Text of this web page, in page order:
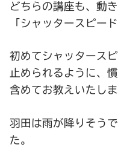
どちらの講座も、動
「シャッタースピー
初めてシャッタース
止められるように、
含めてお教えいたしま
羽田は雨が降りそう
た。